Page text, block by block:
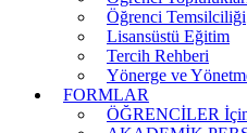
Öğrenci Temsilciliği
Lisansüstü Eğitim
Tercih Rehberi
Yönerge ve
FORMLAR
ÖĞRENCİLER